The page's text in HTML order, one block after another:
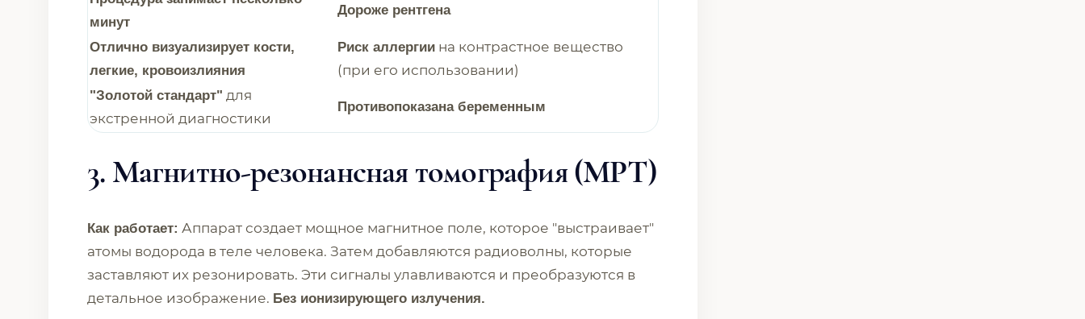
минут
Дороже рентгена
Отлично визуализирует кости,
легкие, кровоизлияния
Риск аллергии на контрастное вещество
(при его использовании)
"Золотой стандарт" для
экстренной диагностики
Противопоказана беременным
3. Магнитно-резонансная томография (МРТ)
Как работает: Аппарат создает мощное магнитное поле, которое "выстраивает"
атомы водорода в теле человека. Затем добавляются радиоволны, которые
заставляют их резонировать. Эти сигналы улавливаются и преобразуются в
детальное изображение. Без ионизирующего излучения.